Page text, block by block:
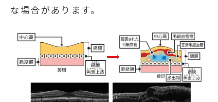
な場合があります。